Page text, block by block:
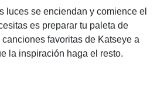
luces se enciendan y comience el
es preparar tu paleta de
favoritas de Katseye a
la inspiración haga el resto.